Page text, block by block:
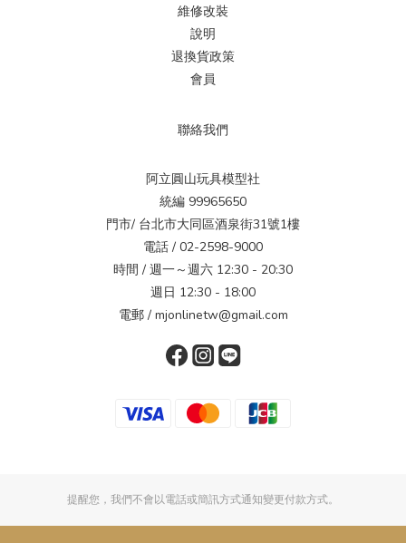
維修改裝
說明
退換貨政策
會員
聯絡我們
阿立圓山玩具模型社
統編 99965650
門市/ 台北市大同區酒泉街31號1樓
電話 / 02-2598-9000
時間 / 週一～週六 12:30 - 20:30
週日 12:30 - 18:00
電郵 / mjonlinetw@gmail.com
提醒您，我們不會以電話或簡訊方式通知變更付款方式。